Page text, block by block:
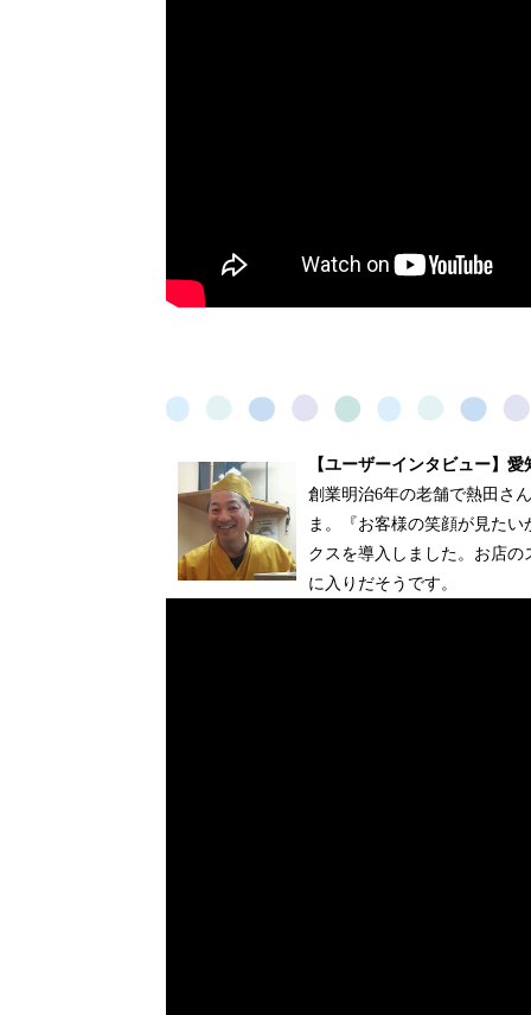
【ユーザーインタビュー】
創業明治6年の老舗で熱田さ
ま。『お客様の笑顔が見た
クスを導入しました。お店
に入りだそうです。